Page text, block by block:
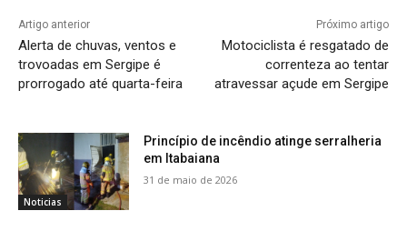
Artigo anterior
Alerta de chuvas, ventos e
trovoadas em Sergipe é
prorrogado até quarta-feira
Próximo artigo
Motociclista é resgatado de
correnteza ao tentar
atravessar açude em Sergipe
Noticias
Princípio de incêndio atinge serralheria
em Itabaiana
31 de maio de 2026